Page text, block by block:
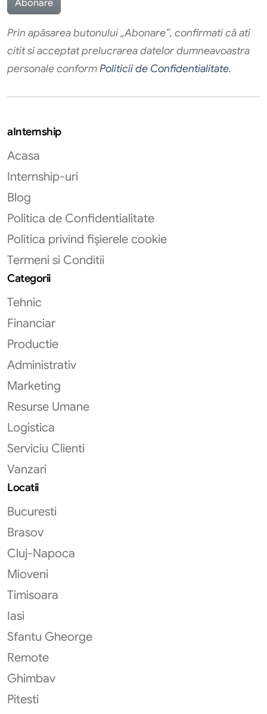
Prin apăsarea butonului „Abonare”, confirmati că ati
citit si acceptat prelucrarea datelor dumneavoastra
personale conformPoliticii de Confidentialitate.
aInternship
Acasa
Internship-uri
Blog
Politica de Confidentialitate
Politica privind fișierele cookie
Termeni si Conditii
Categorii
Tehnic
Financiar
Productie
Administrativ
Marketing
Resurse Umane
Logistica
Serviciu Clienti
Vanzari
Locatii
Bucuresti
Brasov
Cluj-Napoca
Mioveni
Timisoara
Iasi
Sfantu Gheorge
Remote
Ghimbav
Pitesti